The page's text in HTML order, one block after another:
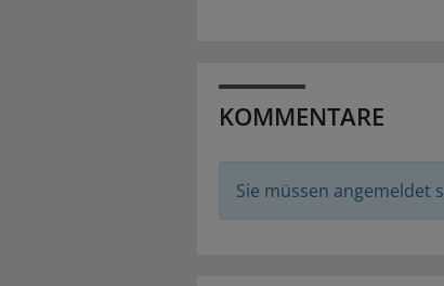
KOMMENTARE
Sie müssen angemeldet